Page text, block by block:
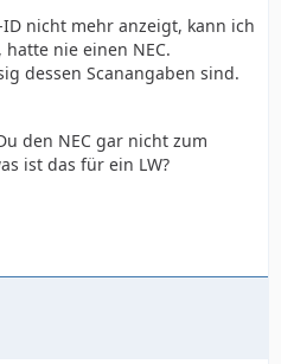
nicht mehr anzeigt, kann ich
nie einen NEC.
dessen Scanangaben sind.
den NEC gar nicht zum
ist das für ein LW?